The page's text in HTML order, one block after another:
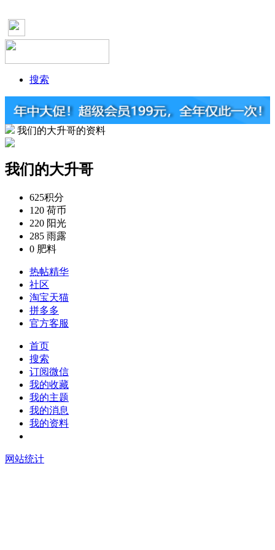
搜索
我们的大升哥的资料
我们的大升哥
625积分
120 荷币
220 阳光
285 雨露
0 肥料
热帖精华
社区
淘宝天猫
拼多多
官方客服
首页
搜索
订阅微信
我的收藏
我的主题
我的消息
我的资料
网站统计